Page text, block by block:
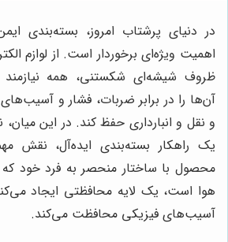
در دنیای پرشتاب امروز، بسته‌بندی
اهمیت ویژه‌ای برخوردار است. از لوازم
ظروف شیشه‌ای شکستنی، همه
آن‌ها را در برابر ضربات، فشار و
و نقل و انبارداری حفظ کند. در این میان،
یک راهکار بسته‌بندی ایده‌آل، نقش
محصول با ساختار منحصر به فرد خود
هوا است، یک لایه محافظتی ایجاد می‌کند
آسیب‌های فیزیکی محافظت می‌کند.